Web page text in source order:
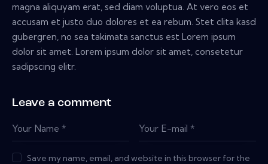
magna aliquyam erat, sed diam voluptua. At vero eos et
accusam et justo duo dolores et ea rebum. Stet clita kasd
gubergren, no sea takimata sanctus est Lorem ipsum
dolor sit amet. Lorem ipsum dolor sit amet, consetetur
sadipscing elitr.
Leave a comment
Save my name, email, and website in this browser for the